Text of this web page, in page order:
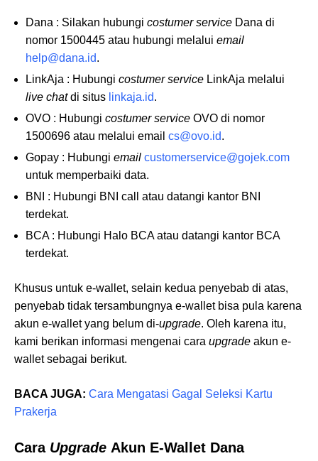
Dana : Silakan hubungi costumer service Dana di
nomor 1500445 atau hubungi melalui email
help@dana.id.
LinkAja : Hubungi costumer service LinkAja melalui
live chatdi situs linkaja.id.
OVO : Hubungi costumer service OVO di nomor
1500696 atau melalui email cs@ovo.id.
Gopay : Hubungi email customerservice@gojek.com
untuk memperbaiki data.
BNI : Hubungi BNI call atau datangi kantor BNI
terdekat.
BCA : Hubungi Halo BCA atau datangi kantor BCA
terdekat.
Khusus untuk e-wallet, selain kedua penyebab di atas,
penyebab tidak tersambungnya e-wallet bisa pula karena
akun e-wallet yang belum di-upgrade. Oleh karena itu,
kami berikan informasi mengenai cara upgrade akun e-
wallet sebagai berikut.
BACA JUGA: Cara Mengatasi Gagal Seleksi Kartu
Prakerja
Cara Upgrade Akun E-Wallet Dana